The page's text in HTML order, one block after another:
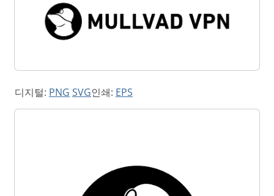
디지털: PNG SVG인쇄: EPS